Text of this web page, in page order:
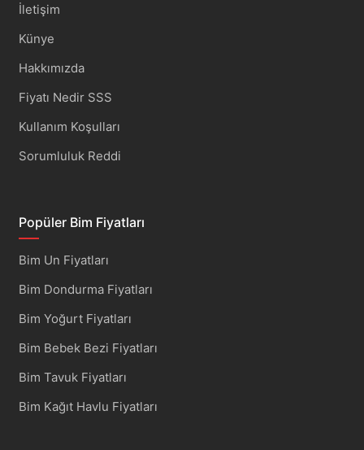
İletişim
Künye
Hakkımızda
Fiyatı Nedir SSS
Kullanım Koşulları
Sorumluluk Reddi
Popüler Bim Fiyatları
Bim Un Fiyatları
Bim Dondurma Fiyatları
Bim Yoğurt Fiyatları
Bim Bebek Bezi Fiyatları
Bim Tavuk Fiyatları
Bim Kağıt Havlu Fiyatları